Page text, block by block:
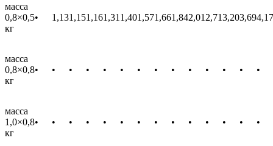
масса
0,8×0,5
кг
• 1,131,151,161,31 1,401,571,661,842,01 2,713,203,694,17
масса
0,8×0,8
кг
• • • • • • • • • • • • • •
масса
1,0×0,8
кг
• • • • • • • • • • • • • •